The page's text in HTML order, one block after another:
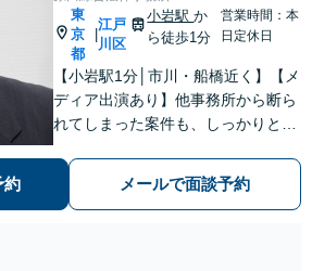
東
京
都
|
江戸
川区
小岩駅か
ら徒歩1分
営業時間：本
日定休日
【小岩駅1分│市川・船橋近く】【メ
ディア出演あり】他事務所から断ら
れてしまった案件も、しっかりと面
【解決実績約1000件】豊富な離婚調
停・裁判実績あり【不動産業界出
約 メールで面談予約